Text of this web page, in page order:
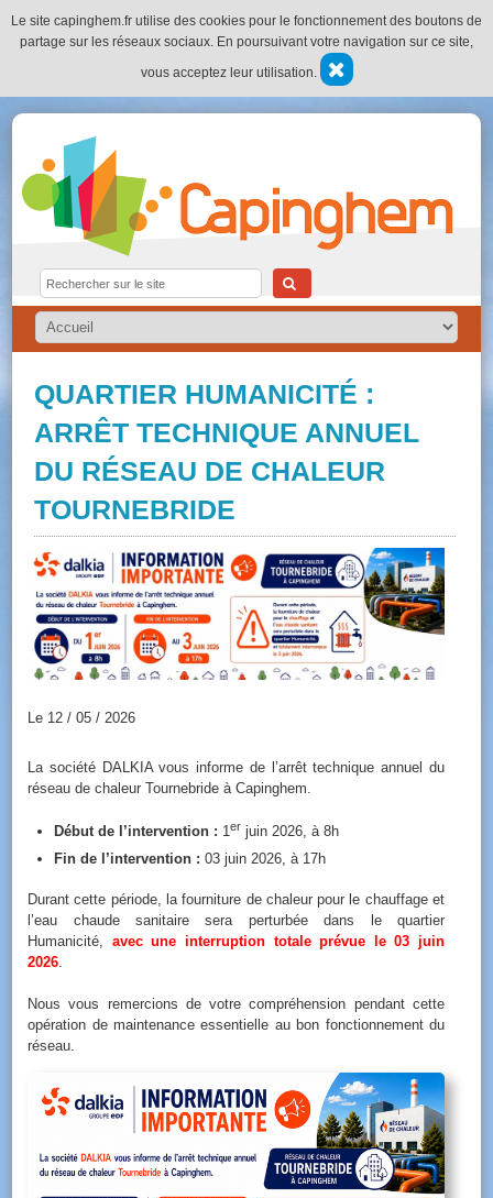
Le site capinghem.fr utilise des cookies pour le fonctionnement des boutons de
partage sur les réseaux sociaux. En poursuivant votre navigation sur ce site,
vous acceptez leur utilisation.
QUARTIER HUMANICITÉ :
ARRÊT TECHNIQUE ANNUEL
DU RÉSEAU DE CHALEUR
TOURNEBRIDE
Le 12 / 05 / 2026
La société DALKIA vous informe de l’arrêt technique annuel du
réseau de chaleur Tournebride à Capinghem.
Début de l’intervention : 1er juin 2026, à 8h
Fin de l’intervention : 03 juin 2026, à 17h
Durant cette période, la fourniture de chaleur pour le chauffage et
l’eau chaude sanitaire sera perturbée dans le quartier
Humanicité, avec une interruption totale prévue le 03 juin
2026
Nous vous remercions de votre compréhension pendant cette
opération de maintenance essentielle au bon fonctionnement du
réseau.